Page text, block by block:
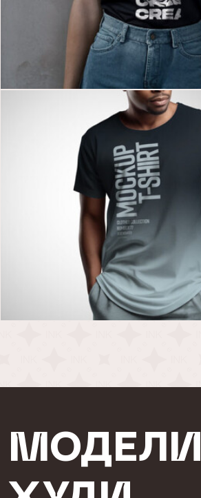
МОДЕЛИ